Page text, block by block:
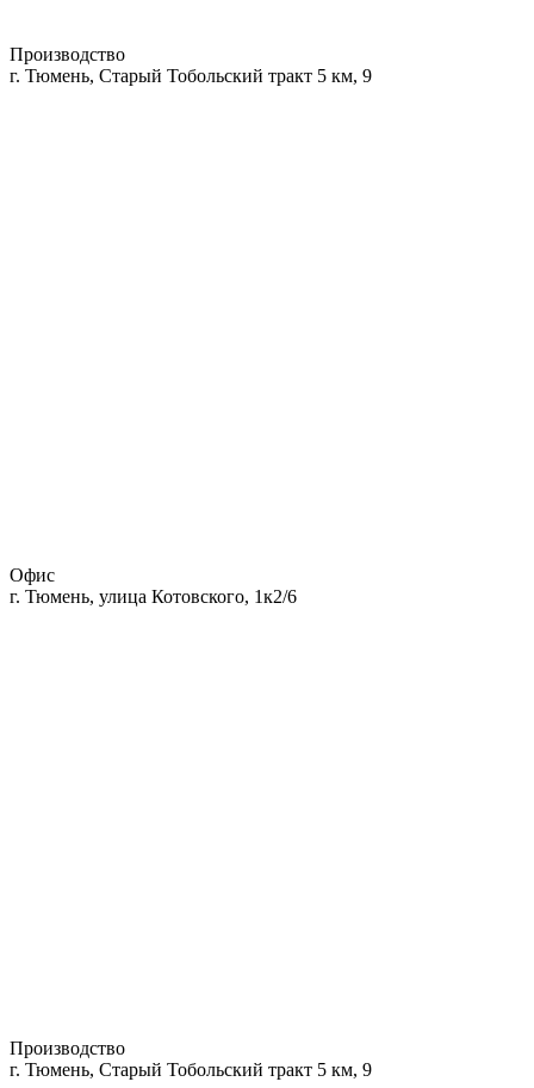
Производство
г. Тюмень, Старый Тобольский тракт 5 км, 9
Офис
г. Тюмень, улица Котовского, 1к2/6
Производство
г. Тюмень, Старый Тобольский тракт 5 км, 9